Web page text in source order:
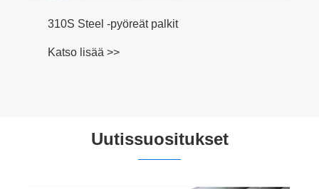
310S Steel -pyöreät palkit
Katso lisää >>
Uutissuositukset